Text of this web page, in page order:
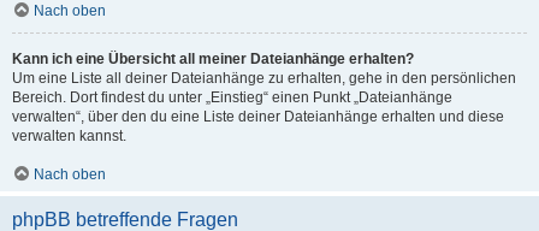
Nach oben
Kann ich eine Übersicht all meiner Dateianhänge erhalten?
Um eine Liste all deiner Dateianhänge zu erhalten, gehe in den persönlichen
Bereich. Dort findest du unter „Einstieg“ einen Punkt „Dateianhänge
verwalten“, über den du eine Liste deiner Dateianhänge erhalten und diese
verwalten kannst.
Nach oben
phpBB betreffende Fragen